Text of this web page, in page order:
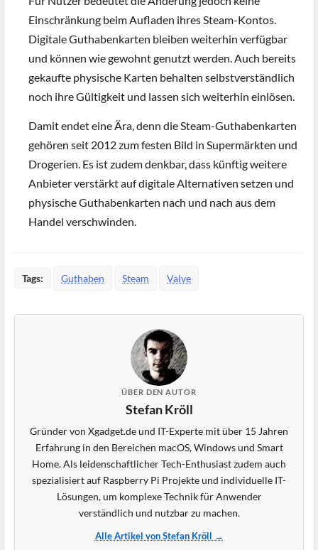
Einschränkung beim Aufladen ihres Steam-Kontos.
Digitale Guthabenkarten bleiben weiterhin verfügbar
und können wie gewohnt genutzt werden. Auch bereits
gekaufte physische Karten behalten selbstverständlich
noch ihre Gültigkeit und lassen sich weiterhin einlösen.
Damit endet eine Ära, denn die Steam-Guthabenkarten
gehören seit 2012 zum festen Bild in Supermärkten und
Drogerien. Es ist zudem denkbar, dass künftig weitere
Anbieter verstärkt auf digitale Alternativen setzen und
physische Guthabenkarten nach und nach aus dem
Handel verschwinden.
Tags: Guthaben Steam Valve
ÜBER DEN AUTOR
Stefan Kröll
Gründer von Xgadget.de und IT-Experte mit über 15 Jahren
Erfahrung in den Bereichen macOS, Windows und Smart
Home. Als leidenschaftlicher Tech-Enthusiast zudem auch
spezialisiert auf Raspberry Pi Projekte und individuelle IT-
Lösungen, um komplexe Technik für Anwender
verständlich und nutzbar zu machen.
Alle Artikel von Stefan Kröll →